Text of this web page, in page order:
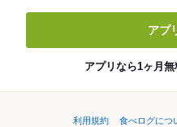
アプ
アプリなら1ヶ月
利用規約 食べログにつ